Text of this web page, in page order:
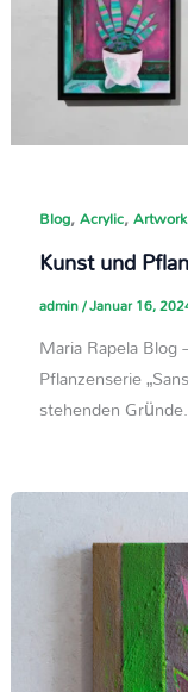
Blog,Acrylic,Artwork
Kunst und
admin/Januar 16,
Maria Rapela
Pflanzenserie
stehenden Gründe.